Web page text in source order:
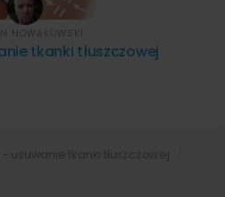
tkanki tłuszczowej
NOWAKOWSKI